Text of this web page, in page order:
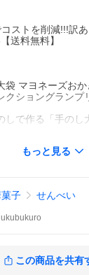
ストを削減!!!訳
送料無料】
袋 マヨネーズお
クショングラン
しで作る「手のし
を生地につきこ
ーリックもち」
もっと見る
子 せんべい
この商品を共有